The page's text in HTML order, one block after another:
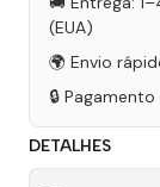
(EUA)
🌍 Envio
🔒
DETALHES